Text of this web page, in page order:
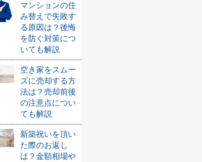
マンションの住
み替えで失敗す
る原因は？後悔
を防ぐ対策につ
いても解説
空き家をスムー
ズに売却する方
法は？売却前後
の注意点につい
ても解説
新築祝いを頂い
た際のお返し
は？金額相場や